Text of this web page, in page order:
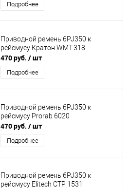
Подробнее
Приводной ремень 6PJ350 к
рейсмусу Кратон WMT-318
470 руб. / шт
Подробнее
Приводной ремень 6PJ350 к
рейсмусу Prorab 6020
470 руб. / шт
Подробнее
Приводной ремень 6PJ350 к
рейсмусу Elitech СТР 1531